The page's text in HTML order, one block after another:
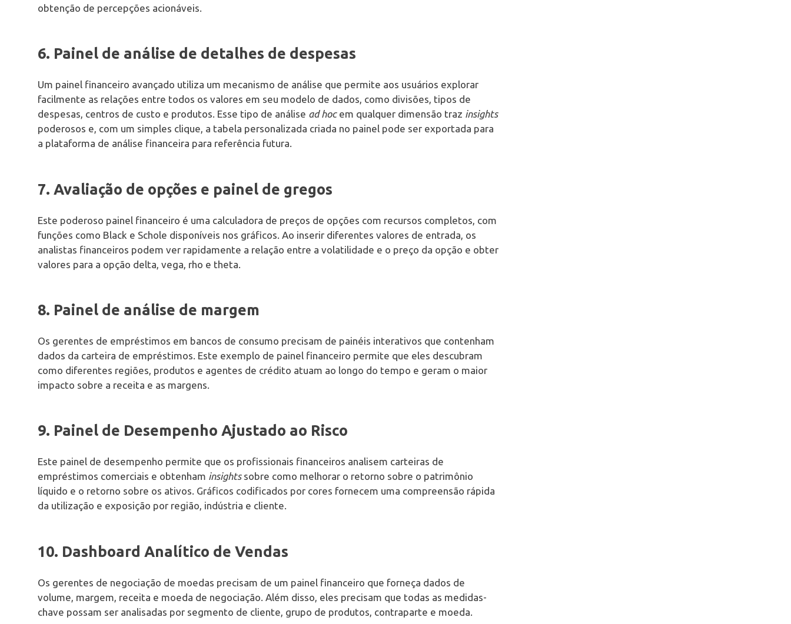
obtenção de percepções acionáveis.
6. Painel de análise de detalhes de despesas
Um painel financeiro avançado utiliza um mecanismo de análise que permite aos usuários explorar
facilmente as relações entre todos os valores em seu modelo de dados, como divisões, tipos de
despesas, centros de custo e produtos. Esse tipo de análise ad hocem qualquer dimensão traz insights
poderosos e, com um simples clique, a tabela personalizada criada no painel pode ser exportada para
a plataforma de análise financeira para referência futura.
7. Avaliação de opções e painel de gregos
Este poderoso painel financeiro é uma calculadora de preços de opções com recursos completos, com
funções como Black e Schole disponíveis nos gráficos. Ao inserir diferentes valores de entrada, os
analistas financeiros podem ver rapidamente a relação entre a volatilidade e o preço da opção e obter
valores para a opção delta, vega, rho e theta.
8. Painel de análise de margem
Os gerentes de empréstimos em bancos de consumo precisam de painéis interativos que contenham
dados da carteira de empréstimos. Este exemplo de painel financeiro permite que eles descubram
como diferentes regiões, produtos e agentes de crédito atuam ao longo do tempo e geram o maior
impacto sobre a receita e as margens.
9. Painel de Desempenho Ajustado ao Risco
Este painel de desempenho permite que os profissionais financeiros analisem carteiras de
empréstimos comerciais e obtenham insightssobre como melhorar o retorno sobre o patrimônio
líquido e o retorno sobre os ativos. Gráficos codificados por cores fornecem uma compreensão rápida
da utilização e exposição por região, indústria e cliente.
10. Dashboard Analítico de Vendas
Os gerentes de negociação de moedas precisam de um painel financeiro que forneça dados de
volume, margem, receita e moeda de negociação. Além disso, eles precisam que todas as medidas-
chave possam ser analisadas por segmento de cliente, grupo de produtos, contraparte e moeda.